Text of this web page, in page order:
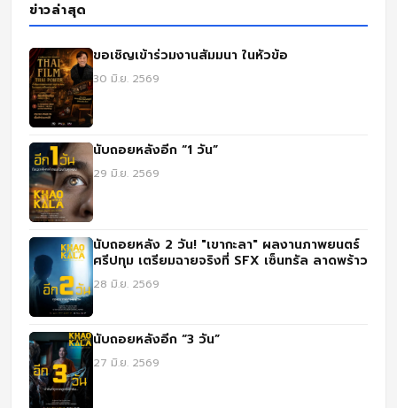
ข่าวล่าสุด
ขอเชิญเข้าร่วมงานสัมมนา ในหัวข้อ
30 มิ.ย. 2569
นับถอยหลังอีก “1 วัน”
29 มิ.ย. 2569
นับถอยหลัง 2 วัน! "เขากะลา" ผลงานภาพยนตร์
ศรีปทุม เตรียมฉายจริงที่ SFX เซ็นทรัล ลาดพร้าว
28 มิ.ย. 2569
นับถอยหลังอีก “3 วัน”
27 มิ.ย. 2569